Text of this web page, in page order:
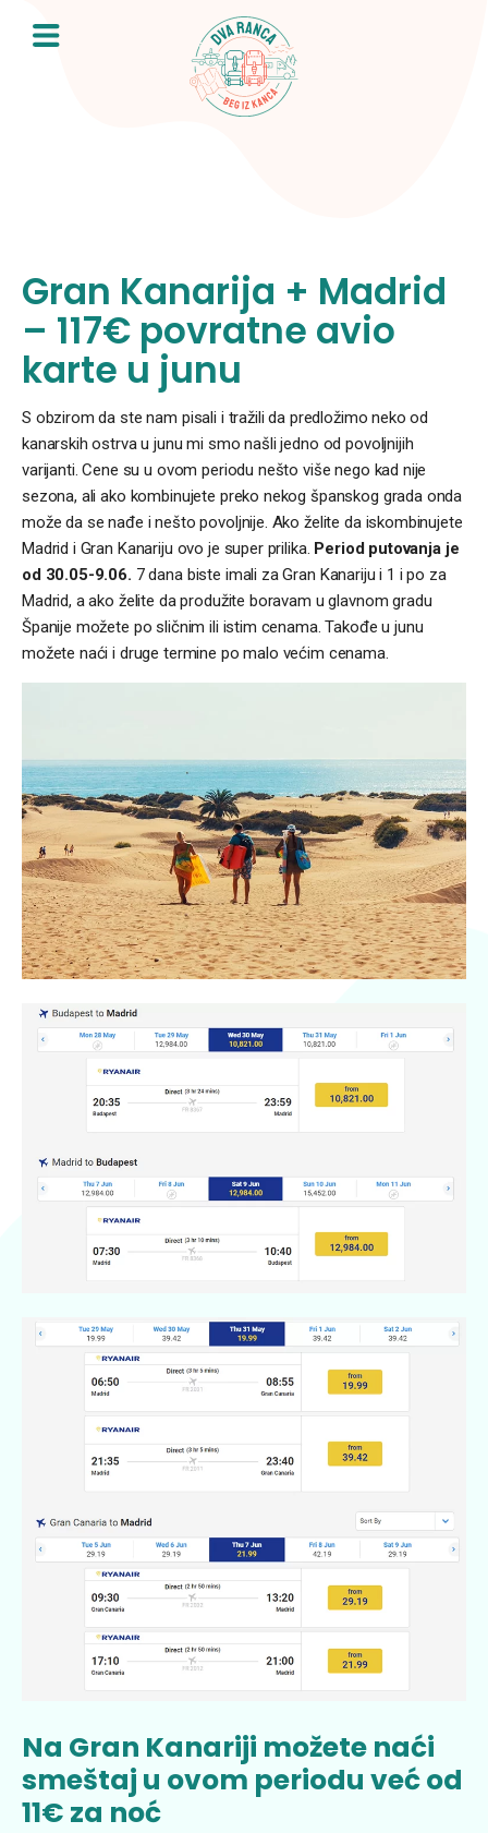
content
Gran Kanarija + Madrid
– 117€ povratne avio
karte u junu
S obzirom da ste nam pisali i tražili da predložimo neko od
kanarskih ostrva u junu mi smo našli jedno od povoljnijih
varijanti. Cene su u ovom periodu nešto više nego kad nije
sezona, ali ako kombinujete preko nekog španskog grada onda
može da se nađe i nešto povoljnije. Ako želite da iskombinujete
Madrid i Gran Kanariju ovo je super prilika. Period putovanja je
od 30.05-9.06. 7 dana biste imali za Gran Kanariju i 1 i po za
Madrid, a ako želite da produžite boravam u glavnom gradu
Španije možete po sličnim ili istim cenama. Takođe u junu
možete naći i druge termine po malo većim cenama.
Na Gran Kanariji možete naći
smeštaj u ovom periodu već od
11€ za noć